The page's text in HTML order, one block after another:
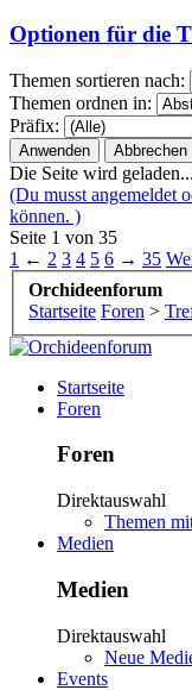
Optionen für die
Themen sortieren nach:
Themen ordnen in:
Präfix:
Die Seite wird geladen...
(Du musst angemeldet
können. )
Seite 1 von 35
1 ← 2 3 4 5 6 → 35
Orchideenforum
Startseite Foren >
Startseite
Foren
Foren
Direktauswahl
Themen
Medien
Medien
Direktauswahl
Neue
Events